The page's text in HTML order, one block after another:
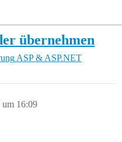
übernehmen
ASP & ASP.NET
um 16:09